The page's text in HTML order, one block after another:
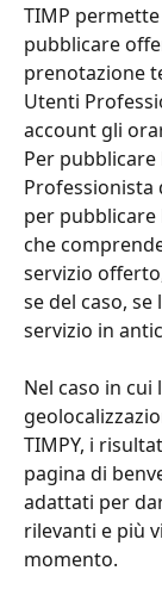
TIMP
pubblicare
prenotazione
Utenti
account gli
Per
Professionista
per
che
servizio
se del caso,
servizio in
Nel caso in
TIMPY, i
pagina di
adattati per
rilevanti e più
momento.